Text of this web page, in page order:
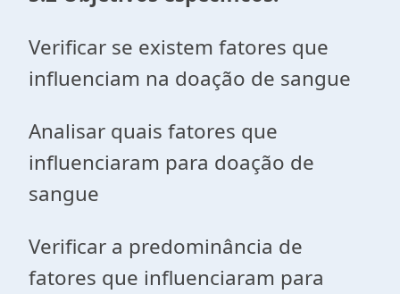
Verificar se existem fatores que
influenciam na doação de sangue
Analisar quais fatores que
influenciaram para doação de
sangue
Verificar a predominância de
fatores que influenciaram para